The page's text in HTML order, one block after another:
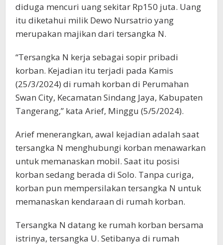
diduga mencuri uang sekitar Rp150 juta. Uang
itu diketahui milik Dewo Nursatrio yang
merupakan majikan dari tersangka N.
“Tersangka N kerja sebagai sopir pribadi
korban. Kejadian itu terjadi pada Kamis
(25/3/2024) di rumah korban di Perumahan
Swan City, Kecamatan Sindang Jaya, Kabupaten
Tangerang,” kata Arief, Minggu (5/5/2024).
Arief menerangkan, awal kejadian adalah saat
tersangka N menghubungi korban menawarkan
untuk memanaskan mobil. Saat itu posisi
korban sedang berada di Solo. Tanpa curiga,
korban pun mempersilakan tersangka N untuk
memanaskan kendaraan di rumah korban.
Tersangka N datang ke rumah korban bersama
istrinya, tersangka U. Setibanya di rumah